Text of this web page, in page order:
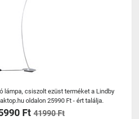
lámpa, csiszolt ezüst terméket a Lindby
oldalon 25990 Ft - ért találja.
Ft 41990 Ft